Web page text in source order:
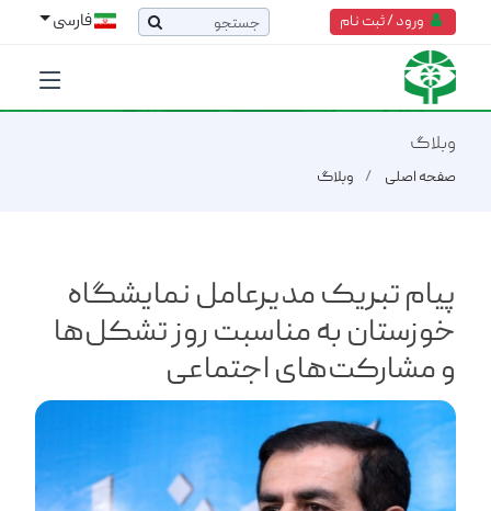
ورود / ثبت نام فارسی
وبلاگ
صفحه اصلی وبلاگ
پیام تبریک مدیرعامل نمایشگاه
خوزستان به مناسبت روز تشکل‌ها
و مشارکت‌های اجتماعی